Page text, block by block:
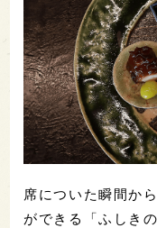
席についた瞬間か
ができる「ふしきの